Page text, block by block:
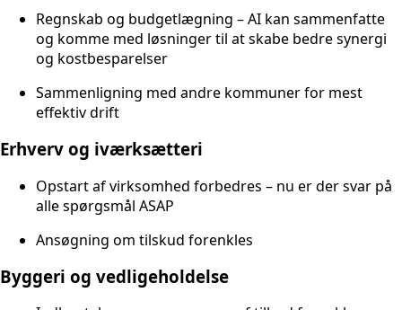
Regnskab og budgetlægning – AI kan sammenfatte
og komme med løsninger til at skabe bedre synergi
og kostbesparelser
Sammenligning med andre kommuner for mest
effektiv drift
Erhverv og iværksætteri
Opstart af virksomhed forbedres – nu er der svar på
alle spørgsmål ASAP
Ansøgning om tilskud forenkles
Byggeri og vedligeholdelse